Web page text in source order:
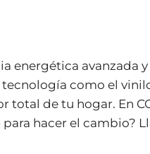
energética avanzada
como el
total de tu hogar. En
hacer el cambio?